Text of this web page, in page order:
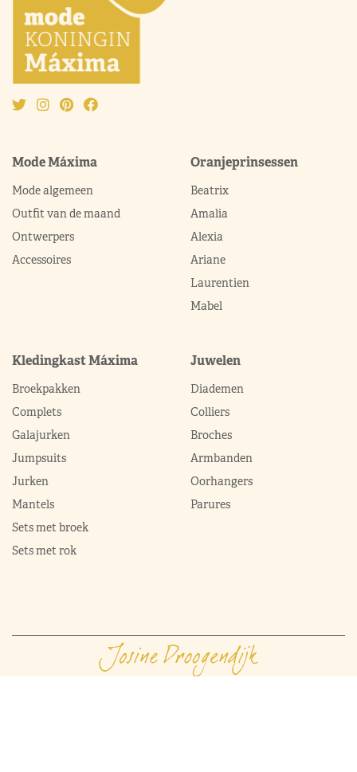
Mode Máxima
Mode algemeen
Outfit van de maand
Ontwerpers
Accessoires
Oranjeprinsessen
Beatrix
Amalia
Alexia
Ariane
Laurentien
Mabel
Kledingkast Máxima
Broekpakken
Complets
Galajurken
Jumpsuits
Jurken
Mantels
Sets met broek
Sets met rok
Juwelen
Diademen
Colliers
Broches
Armbanden
Oorhangers
Parures